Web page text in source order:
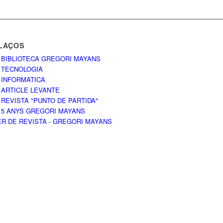
GREGORI MAYANS
LEVANTE
"PUNTO DE PARTIDA"
ANYS GREGORI MAYANS
DE REVISTA - GREGORI MAYANS